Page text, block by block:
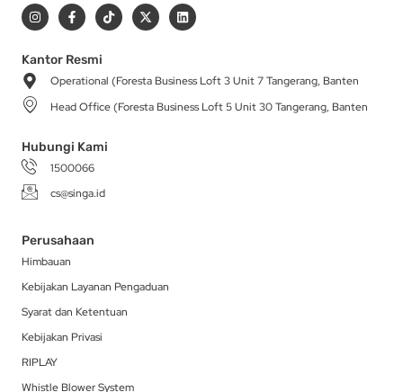
I
n
s
a
g
r
a
m
F
a
c
b
o
-
T
i
k
X
-
t
t
r
L
i
n
i
Kantor Resmi
Operational (Foresta Business Loft 3 Unit 7 Tangerang, Banten
Head Office (Foresta Business Loft 5 Unit 30 Tangerang, Banten
Hubungi Kami
1500066
cs@singa.id
Perusahaan
Himbauan
Kebijakan Layanan Pengaduan
Syarat dan Ketentuan
Kebijakan Privasi
RIPLAY
Whistle Blower System